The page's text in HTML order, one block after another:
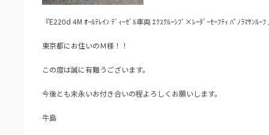
『E220d 4M ｵｰﾙﾃﾚｲﾝ ﾃﾞｨｰｾﾞﾙ車両 ｴｸｽｸﾙｰｼﾌﾞ×ﾚｰﾀﾞｰｾｰﾌﾃｨ ﾊﾟﾉﾗﾏｻﾝﾙｰﾌ
東京都にお住いのＭ様！！
この度は誠に有難うございます。
今後とも末永いお付き合いの程よろしくお願いします。
牛島